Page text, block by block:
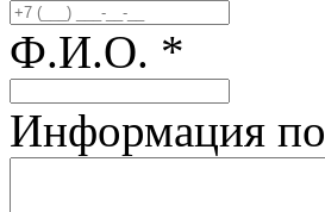
Ф.И.О. *
Информация по